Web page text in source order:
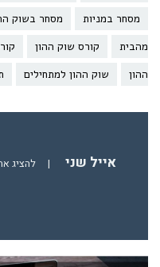
מסחר במניות
מסחר בשוק
מהבית
קורס שוק ההון
ההון
שוק ההון למתחילים
אייל שני | להציג